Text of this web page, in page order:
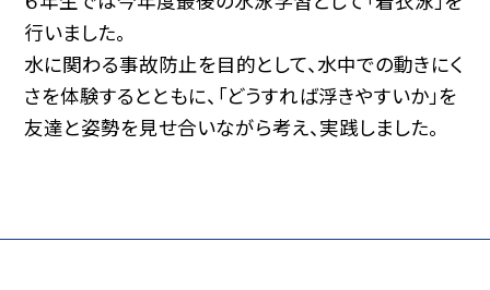
行いました。
水に関わる事故防止を目的として、水中での動きにく
さを体験するとともに、「どうすれば浮きやすいか」を
友達と姿勢を見せ合いながら考え、実践しました。